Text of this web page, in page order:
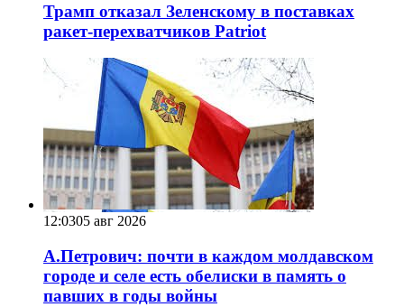
Трамп отказал Зеленскому в поставках
ракет-перехватчиков Patriot
12:0305 авг 2026
А.Петрович: почти в каждом молдавском
городе и селе есть обелиски в память о
павших в годы войны